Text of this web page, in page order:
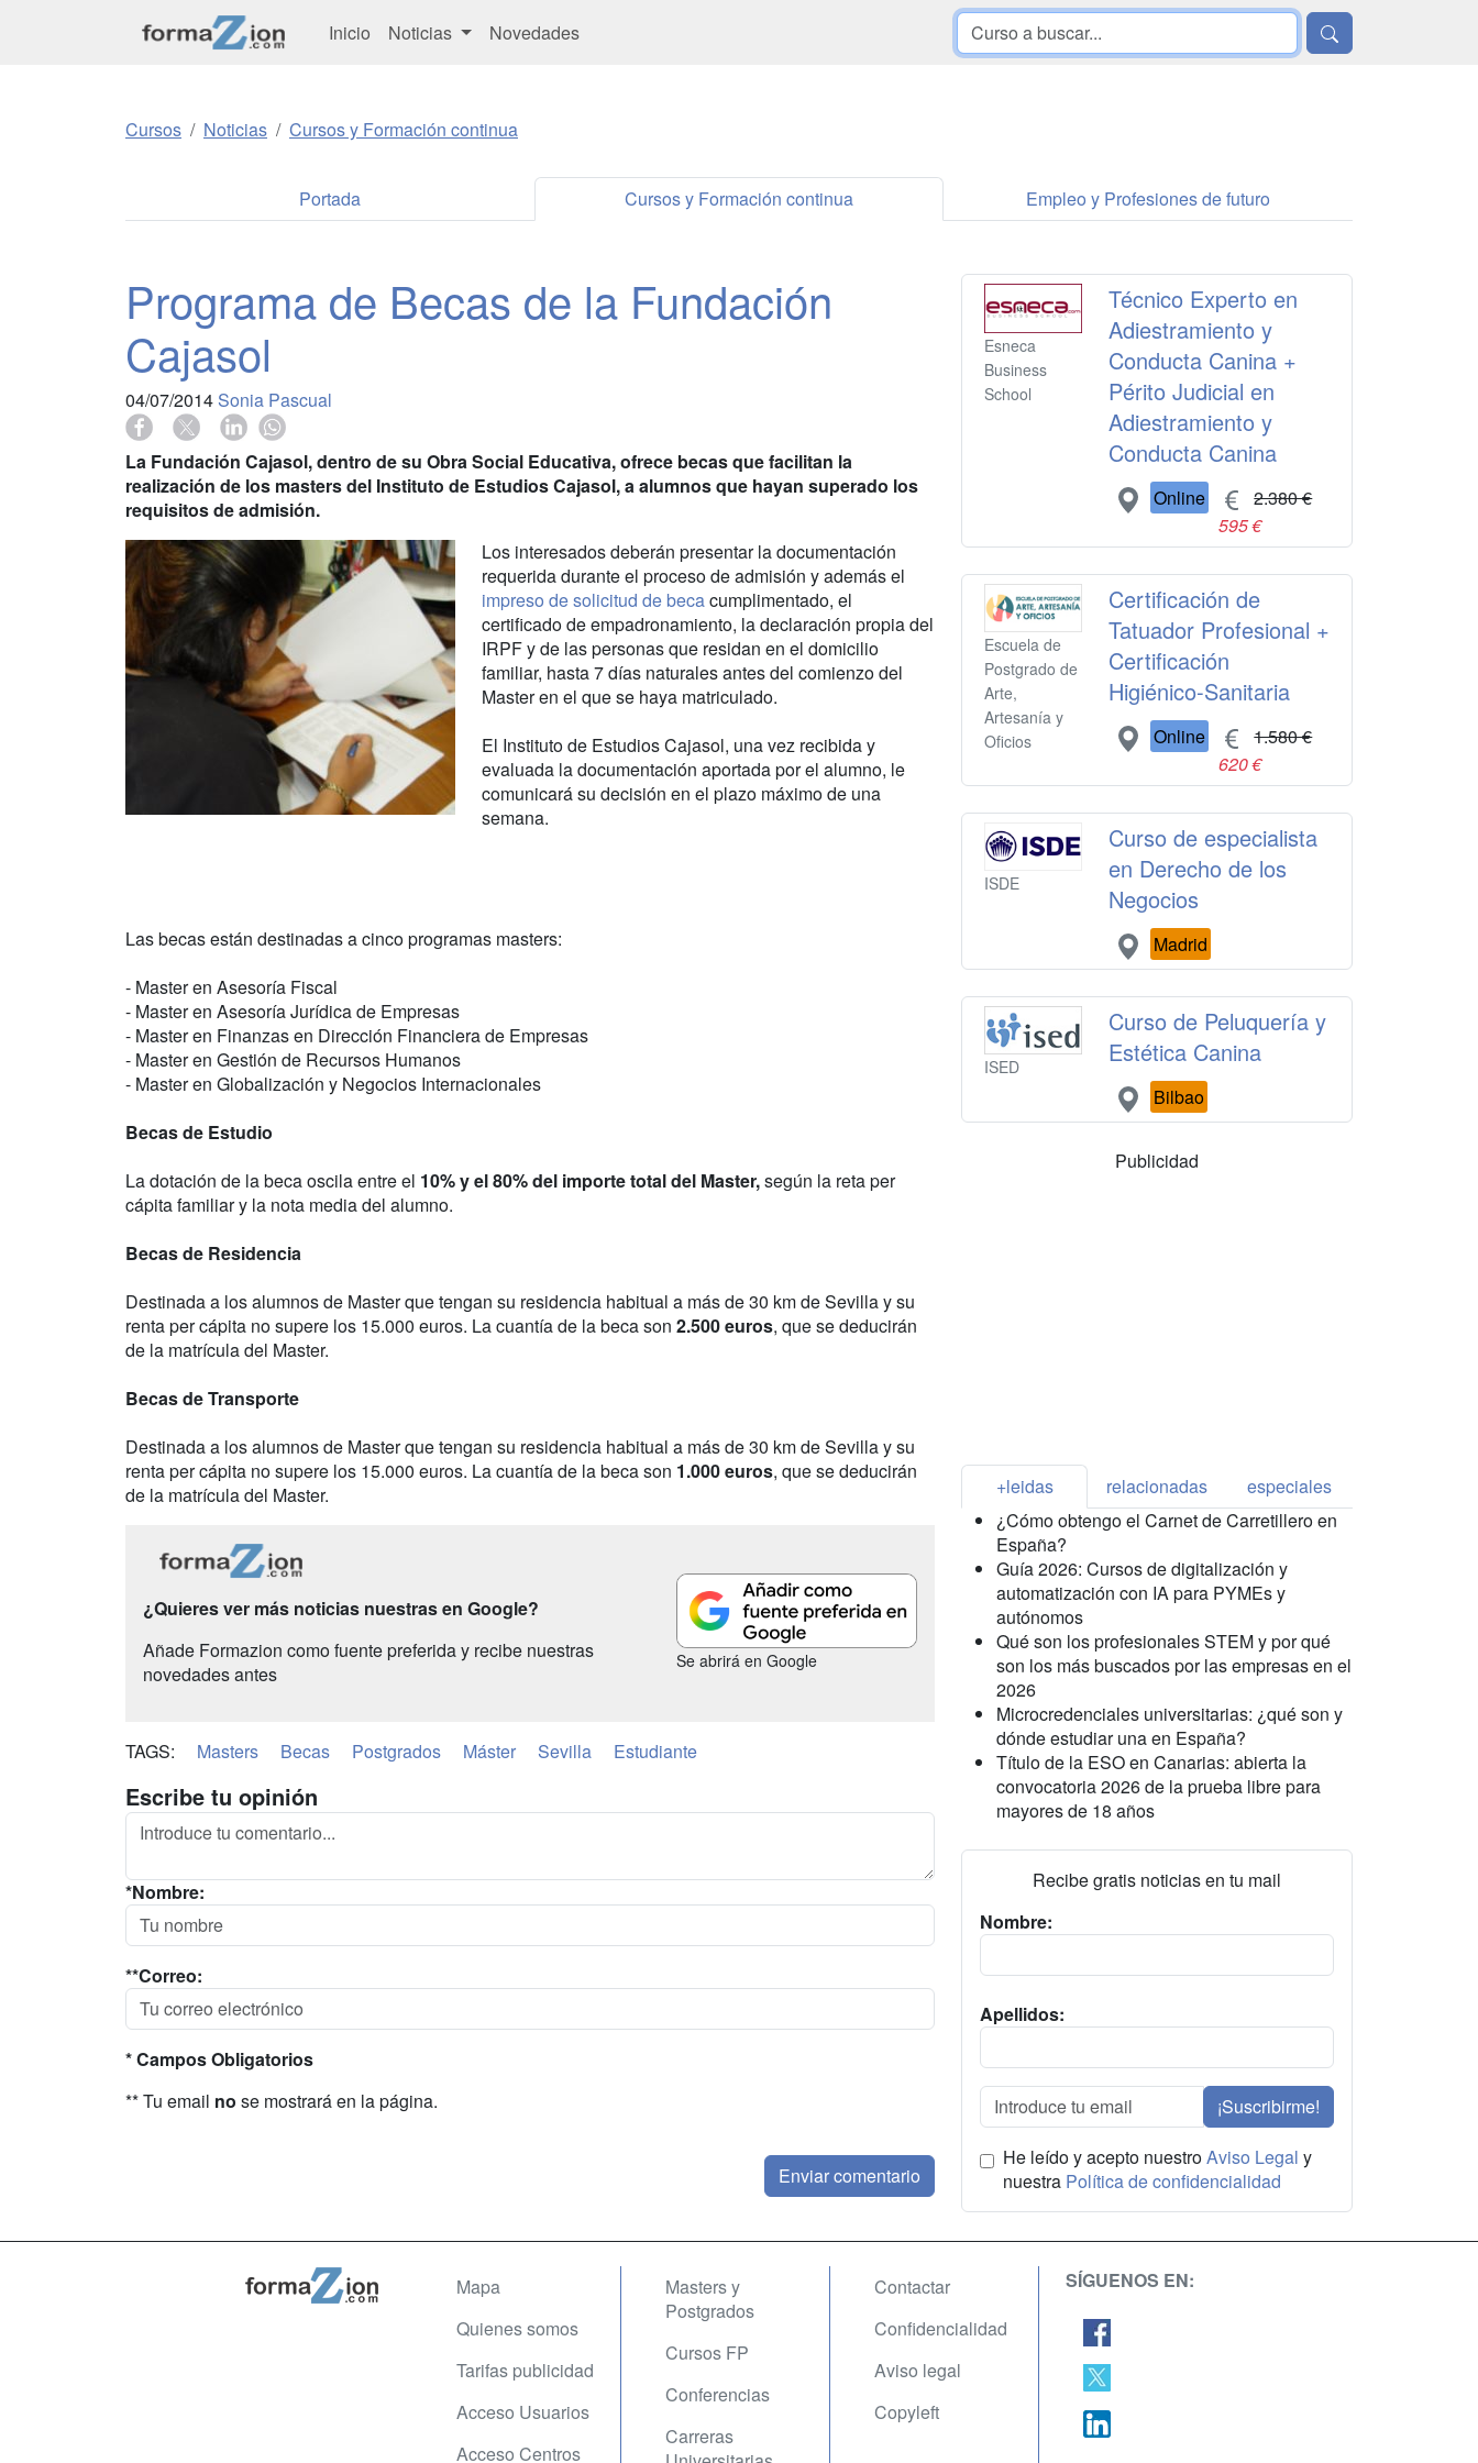
Inicio Noticias Novedades
Cursos Noticias Cursos y Formación continua
Portada Cursos y Formación continua Empleo y Profesiones de futuro
Programa de Becas de la Fundación
Cajasol
04/07/2014 Sonia Pascual
La Fundación Cajasol, dentro de su Obra Social Educativa, ofrece becas que facilitan la
realización de los masters del Instituto de Estudios Cajasol, a alumnos que hayan superado los
requisitos de admisión.
Los interesados deberán presentar la documentación
requerida durante el proceso de admisión y además el
impreso de solicitud de becacumplimentado, el
certificado de empadronamiento, la declaración propia del
IRPF y de las personas que residan en el domicilio
familiar, hasta 7 días naturales antes del comienzo del
Master en el que se haya matriculado.
El Instituto de Estudios Cajasol, una vez recibida y
evaluada la documentación aportada por el alumno, le
comunicará su decisión en el plazo máximo de una
semana.
Las becas están destinadas a cinco programas masters:
- Master en Asesoría Fiscal
- Master en Asesoría Jurídica de Empresas
- Master en Finanzas en Dirección Financiera de Empresas
- Master en Gestión de Recursos Humanos
- Master en Globalización y Negocios Internacionales
Becas de Estudio
La dotación de la beca oscila entre el 10% y el 80% del importe total del Master,según la reta per
cápita familiar y la nota media del alumno.
Becas de Residencia
Destinada a los alumnos de Master que tengan su residencia habitual a más de 30 km de Sevilla y su
renta per cápita no supere los 15.000 euros. La cuantía de la beca son 2.500 euros, que se deducirán
de la matrícula del Master.
Becas de Transporte
Destinada a los alumnos de Master que tengan su residencia habitual a más de 30 km de Sevilla y su
renta per cápita no supere los 15.000 euros. La cuantía de la beca son 1.000 euros, que se deducirán
de la matrícula del Master.
¿Quieres ver más noticias nuestras en Google?
Añade Formazion como fuente preferida y recibe nuestras
novedades antes
Se abrirá en Google
TAGS: Masters Becas Postgrados Máster Sevilla Estudiante
Escribe tu opinión
*Nombre:
**Correo:
* Campos Obligatorios
** Tu email no se mostrará en la página.
Esneca
Business
School
Técnico Experto en
Adiestramiento y
Conducta Canina +
Périto Judicial en
Adiestramiento y
Conducta Canina
Online
2.380 €
595 €
Escuela de
Postgrado de
Arte,
Artesanía y
Oficios
Certificación de
Tatuador Profesional +
Certificación
Higiénico-Sanitaria
Online
1.580 €
620 €
ISDE
Curso de especialista
en Derecho de los
Negocios
Madrid
ISED
Curso de Peluquería y
Estética Canina
Bilbao
Publicidad
+leidas relacionadas
especiales
¿Cómo obtengo el Carnet de Carretillero en
España?
Guía 2026: Cursos de digitalización y
automatización con IA para PYMEs y
autónomos
Qué son los profesionales STEM y por qué
son los más buscados por las empresas en el
2026
Microcredenciales universitarias: ¿qué son y
dónde estudiar una en España?
Título de la ESO en Canarias: abierta la
convocatoria 2026 de la prueba libre para
mayores de 18 años
Recibe gratis noticias en tu mail
Nombre:
Apellidos:
¡Suscribirme!
He leído y acepto nuestroAviso Legal y
nuestra Política de confidencialidad
Mapa
Quienes somos
Tarifas publicidad
Acceso Usuarios
Acceso Centros
Masters y
Postgrados
Cursos FP
Conferencias
Carreras
Contactar
Confidencialidad
Aviso legal
Copyleft
SÍGUENOS EN: